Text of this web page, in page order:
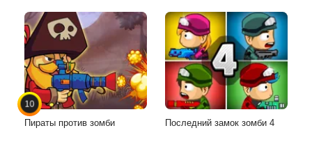
10
Пираты против зомби Последний замок зомби 4